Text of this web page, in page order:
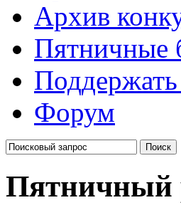
Архив
Пятничные
Поддержать
Форум
Пятничный